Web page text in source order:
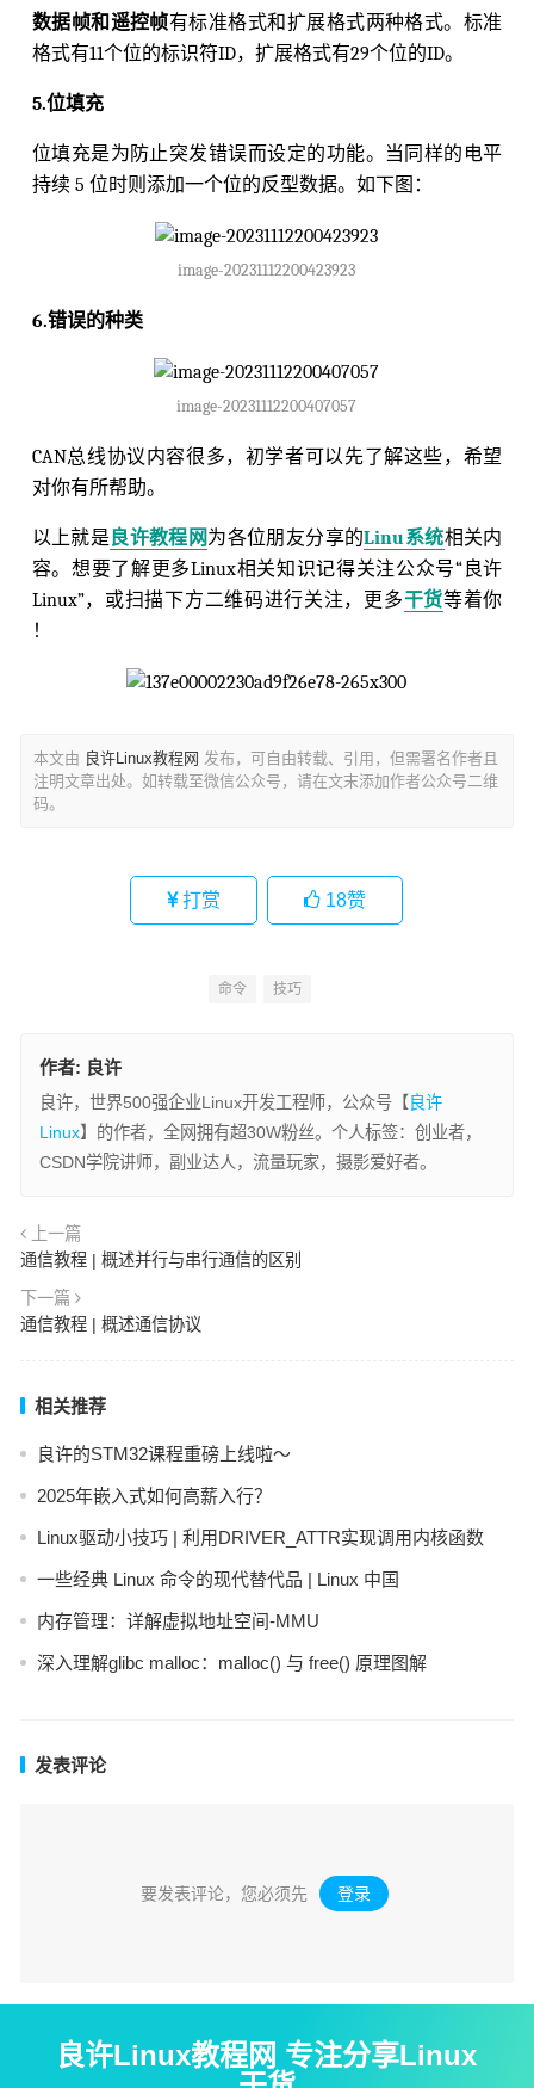
数据帧和遥控帧有标准格式和扩展格式两种格式。标准
格式有11个位的标识符ID，扩展格式有29个位的ID。
5.位填充
位填充是为防止突发错误而设定的功能。当同样的电平
持续 5 位时则添加一个位的反型数据。如下图：
image-20231112200423923
6.错误的种类
image-20231112200407057
CAN总线协议内容很多，初学者可以先了解这些，希望
对你有所帮助。
以上就是良许教程网为各位朋友分享的Linu系统相关内
容。想要了解更多Linux相关知识记得关注公众号“良许
Linux”，或扫描下方二维码进行关注，更多干货等着你
！
本文由 良许Linux教程网 发布，可自由转载、引用，但需署名作者且
注明文章出处。如转载至微信公众号，请在文末添加作者公众号二维
码。
打赏 18赞
命令 技巧
作者: 良许
良许，世界500强企业Linux开发工程师，公众号【 良许
Linux】的作者，全网拥有超30W粉丝。个人标签：创业者，
CSDN学院讲师，副业达人，流量玩家，摄影爱好者。
上一篇
通信教程 | 概述并行与串行通信的区别
下一篇
通信教程 | 概述通信协议
相关推荐
良许的STM32课程重磅上线啦～
2025年嵌入式如何高薪入行？
Linux驱动小技巧 | 利用DRIVER_ATTR实现调用内核函数
一些经典 Linux 命令的现代替代品 | Linux 中国
内存管理：详解虚拟地址空间-MMU
深入理解glibc malloc：malloc() 与 free() 原理图解
发表评论
要发表评论，您必须先 登录 。
良许Linux教程网 专注分享Linux